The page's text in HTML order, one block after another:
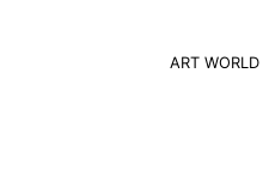
ART WORLD